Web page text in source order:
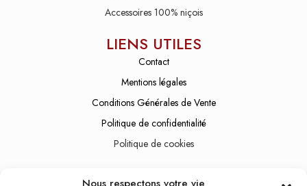
Accessoires 100% niçois
LIENS UTILES
Contact
Mentions légales
Conditions Générales de Vente
Politique de confidentialité
Politique de cookies
SERVICE CLIENT